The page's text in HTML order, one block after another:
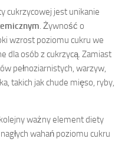
cukrzycowej jest unikanie
. Żywność o
wzrost poziomu cukru we
dla osób z cukrzycą. Zamiast
pełnoziarnistych, warzyw,
takich jak chude mięso, ryby,
ważny element diety
wahań poziomu cukru